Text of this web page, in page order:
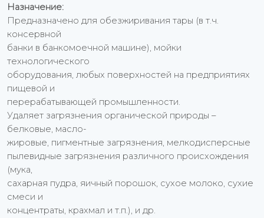
Назначение:
Предназначено для обезжиривания тары (в т.ч.
консервной
банки в банкомоечной машине), мойки
технологического
оборудования, любых поверхностей на предприятиях
пищевой и
перерабатывающей промышленности.
Удаляет загрязнения органической природы –
белковые, масло-
жировые, пигментные загрязнения, мелкодисперсные
пылевидные загрязнения различного происхождения
(мука,
сахарная пудра, яичный порошок, сухое молоко, сухие
смеси и
концентраты, крахмал и т.п.), и др.